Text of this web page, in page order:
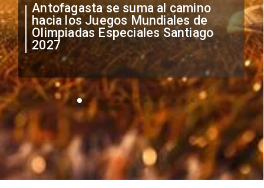
"Falta de profesionalismo": Sifup
anuncia medidas por situación
irregular de futbolistas
extranjeros